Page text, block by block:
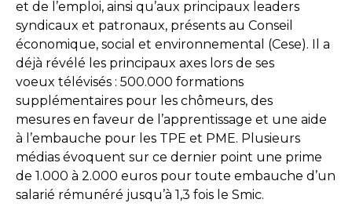
et de l’emploi, ainsi qu’aux principaux leaders
syndicaux et patronaux, présents au Conseil
économique, social et environnemental (Cese). Il a
déjà révélé les principaux axes lors de ses
voeux télévisés : 500.000 formations
supplémentaires pour les chômeurs, des
mesures en faveur de l’apprentissage et une aide
à l’embauche pour les TPE et PME. Plusieurs
médias évoquent sur ce dernier point une prime
de 1.000 à 2.000 euros pour toute embauche d’un
salarié rémunéré jusqu’à 1,3 fois le Smic.